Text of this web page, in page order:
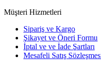
Müşteri Hizmetleri
Sipariş ve Kargo
Şikayet ve Öneri Formu
İptal ve ve İade Şartları
Mesafeli Satış